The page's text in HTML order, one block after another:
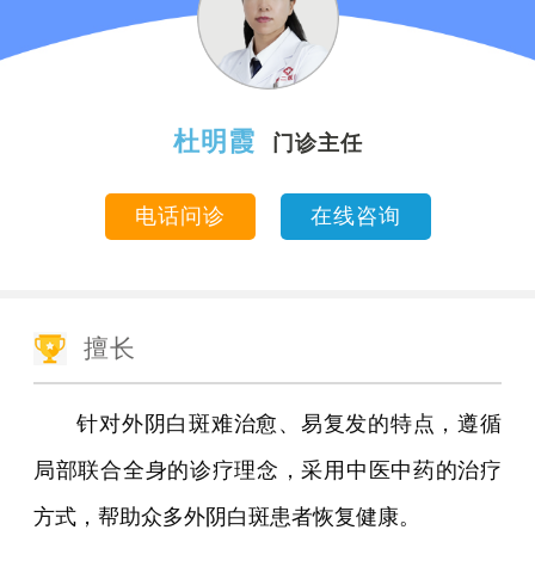
杜明霞 门诊主任
电话问诊 在线咨询
擅长
针对外阴白斑难治愈、易复发的特点，遵循
局部联合全身的诊疗理念，采用中医中药的治疗
方式，帮助众多外阴白斑患者恢复健康。